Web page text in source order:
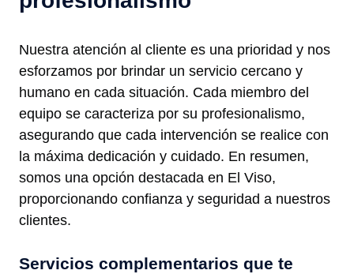
Nuestra atención al cliente es una prioridad y nos
esforzamos por brindar un servicio cercano y
humano en cada situación. Cada miembro del
equipo se caracteriza por su profesionalismo,
asegurando que cada intervención se realice con
la máxima dedicación y cuidado. En resumen,
somos una opción destacada en El Viso,
proporcionando confianza y seguridad a nuestros
clientes.
Servicios complementarios que te